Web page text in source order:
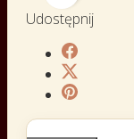
Udostępnij